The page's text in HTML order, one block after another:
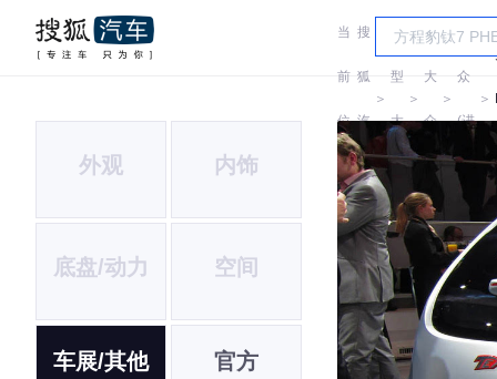
当
前
位
置:
搜
狐
汽
车
＞
车
型
大
全
＞
大
众
＞
大
众
(进
口)
＞
外观 内饰
底盘/动力 空间
车展/其他 官方